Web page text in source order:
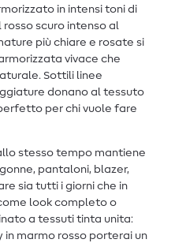
in intensi toni di
scuro intenso al
più chiare e rosate si
vivace che
Sottili linee
donano al tessuto
per chi vuole fare
stesso tempo mantiene
pantaloni, blazer,
sia tutti i giorni che in
look completo o
a tessuti tinta unita:
marmo rosso porterai un